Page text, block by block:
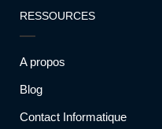
RESSOURCES
A propos
Blog
Contact Informatique